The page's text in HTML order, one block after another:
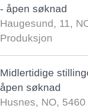
- åpen søknad
Haugesund, 11,
Produksjon
Midlertidige
åpen søknad
Husnes, NO, 5460